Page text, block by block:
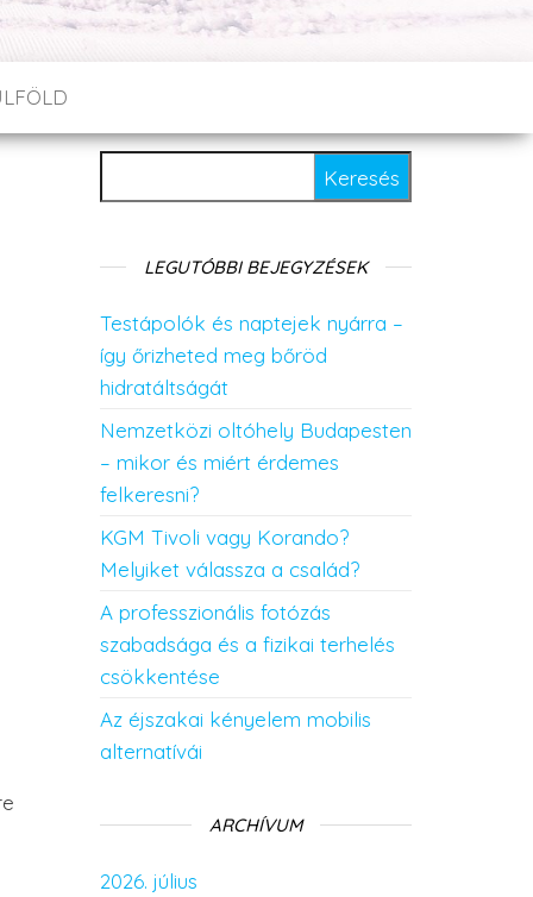
LEGUTÓBBI BEJEGYZÉSEK
Testápolók és naptejek nyárra –
így őrizheted meg bőröd
hidratáltságát
Nemzetközi oltóhely Budapesten
– mikor és miért érdemes
felkeresni?
KGM Tivoli vagy Korando?
Melyiket válassza a család?
A professzionális fotózás
szabadsága és a fizikai terhelés
csökkentése
Az éjszakai kényelem mobilis
alternatívái
ARCHÍVUM
2026. július